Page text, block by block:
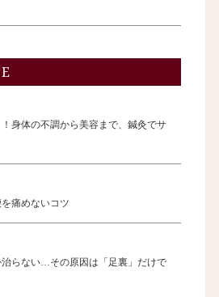
身体の不調から美容まで、鍼灸でサ
痛めないコツ
らない…その原因は「足裏」だけで